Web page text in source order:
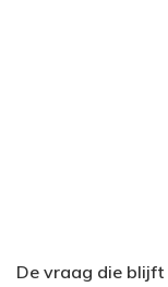
De vraag die blijft